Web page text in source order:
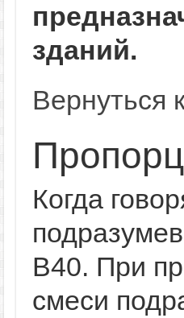
зданий.
Вернуться
Когда
В40. При
смеси